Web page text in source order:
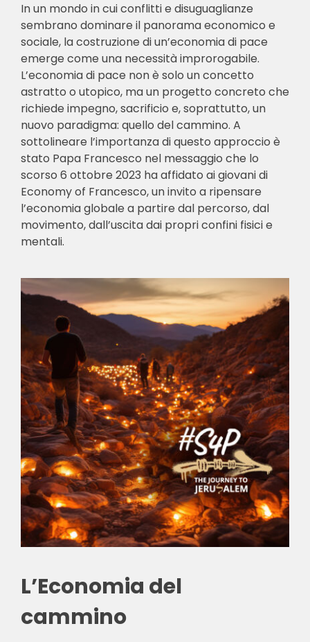
In un mondo in cui conflitti e disuguaglianze
sembrano dominare il panorama economico e
sociale, la costruzione di un’economia di pace
emerge come una necessità improrogabile.
L’economia di pace non è solo un concetto
astratto o utopico, ma un progetto concreto che
richiede impegno, sacrificio e, soprattutto, un
nuovo paradigma: quello del cammino. A
sottolineare l’importanza di questo approccio è
stato Papa Francesco nel messaggio che lo
scorso 6 ottobre 2023 ha affidato ai giovani di
Economy of Francesco, un invito a ripensare
l’economia globale a partire dal percorso, dal
movimento, dall’uscita dai propri confini fisici e
mentali.
L’Economia del
cammino